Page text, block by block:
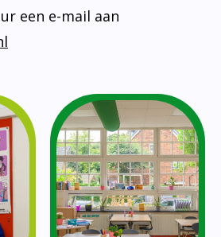
een e-mail aan